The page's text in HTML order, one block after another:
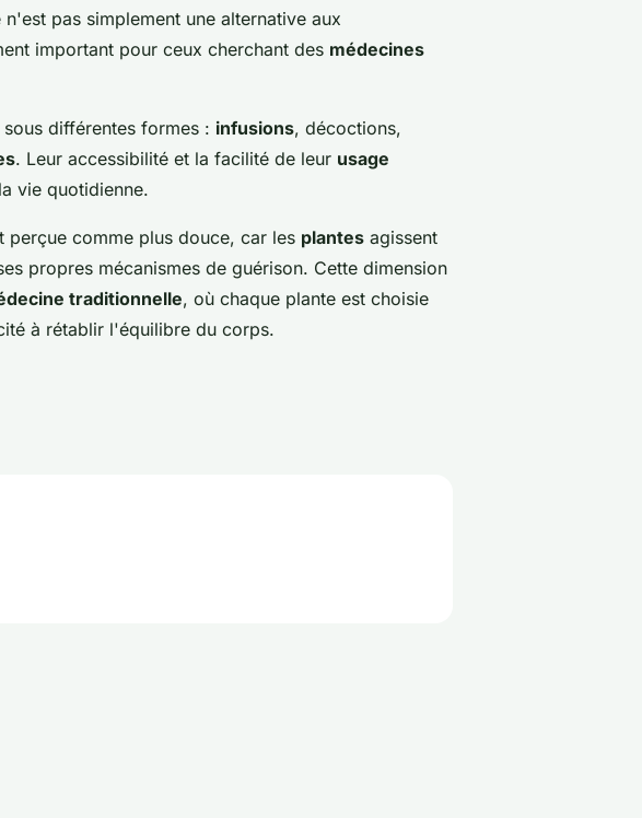
pas simplement une alternative aux
important pour ceux cherchant des médecines
sous différentes formes : infusions, décoctions,
. Leur accessibilité et la facilité de leur usage
vie quotidienne.
perçue comme plus douce, car les plantes agissent
propres mécanismes de guérison. Cette dimension
traditionnelle, où chaque plante est choisie
à rétablir l'équilibre du corps.